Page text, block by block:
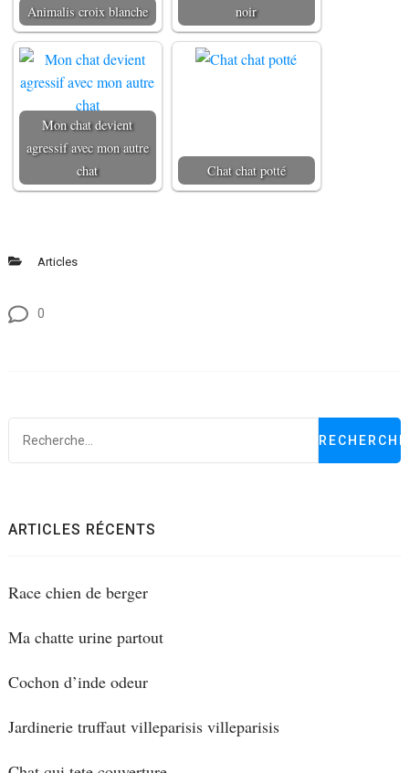
Animalis croix blanche
noir
Mon chat devient
agressif avec mon autre
chat
Chat chat potté
Articles
0
ARTICLES RÉCENTS
Race chien de berger
Ma chatte urine partout
Cochon d’inde odeur
Jardinerie truffaut villeparisis villeparisis